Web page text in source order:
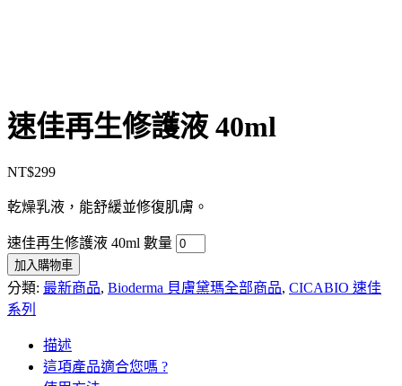
速佳再生修護液 40ml
NT$299
乾燥乳液，能舒緩並修復肌膚。
速佳再生修護液 40ml 數量
加入購物車
分類: 最新商品, Bioderma 貝膚黛瑪全部商品, CICABIO 速佳
系列
描述
這項產品適合您嗎 ?